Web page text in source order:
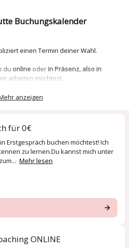
Buchungskalender
einen Termin deiner Wahl.
du online oder in Präsenz, also in
arbeiten möchtest.
werden können, müssen mindestens
choice here.
in all weekdays: Monday through
kept must be canceled at least 48
anzeigen
für 0€
Erstgespräch buchen möchtest! Ich
zu lernen.Du kannst mich unter
Mehr lesen
ONLINE